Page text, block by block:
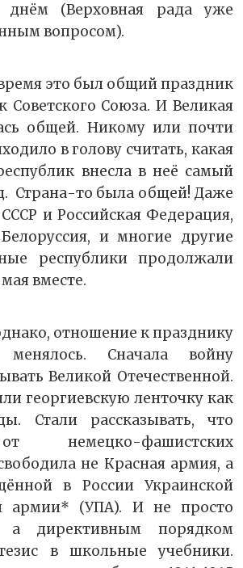
днём (Верховная рада уже
вопросом).
это был общий праздник
Советского Союза. И Великая
общей. Никому или почти
в голову считать, какая
внесла в неё самый
Страна-то была общей! Даже
и Российская Федерация,
и многие другие
республики продолжали
вместе.
отношение к празднику
Сначала войну
Великой Отечественной.
георгиевскую ленточку как
Стали рассказывать, что
немецко-фашистских
не Красная армия, а
в России Украинской
армии* (УПА). И не просто
а директивным порядком
в школьные учебники.